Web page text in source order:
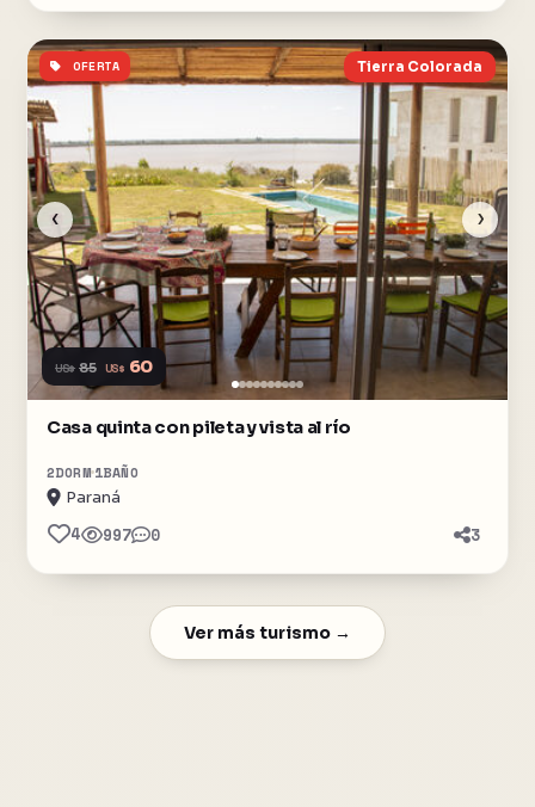
‹ ›
Tierra Colorada
OFERTA
US$ 85 US$ 60
Casa quinta con pileta y vista al río
2DORM 1BAÑO
Paraná
4 997 0 3
Ver más turismo →